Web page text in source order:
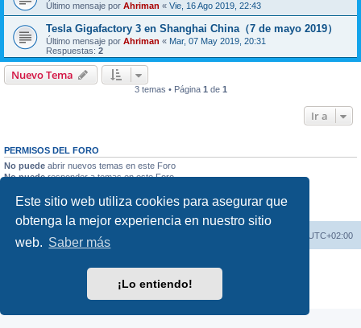
Este sitio web utiliza cookies para asegurar que
obtenga la mejor experiencia en nuestro sitio
web. Saber más
¡Lo entiendo!
Último mensaje por Ahriman « Vie, 16 Ago 2019, 22:43
Tesla Gigafactory 3 en Shanghai China（7 de mayo 2019）
Último mensaje por Ahriman « Mar, 07 May 2019, 20:31
Respuestas: 2
Nuevo Tema
3 temas • Página 1 de 1
Ir a
PERMISOS DEL FORO
No puede abrir nuevos temas en este Foro
No puederesponder a temas en este Foro
No puedeborrar sus mensajes en este Foro
Índice general UTC+02:00
Traducción al español por